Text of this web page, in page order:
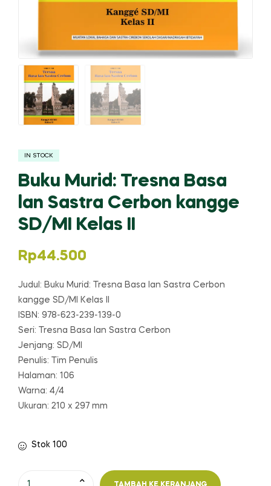
IN STOCK
Buku Murid: Tresna Basa
lan Sastra Cerbon kangge
SD/MI Kelas II
Rp44.500
Judul: Buku Murid: Tresna Basa lan Sastra Cerbon
kangge SD/MI Kelas II
ISBN: 978-623-239-139-0
Seri: Tresna Basa lan Sastra Cerbon
Jenjang: SD/MI
Penulis: Tim Penulis
Halaman: 106
Warna: 4/4
Ukuran: 210 x 297 mm
Stok 100